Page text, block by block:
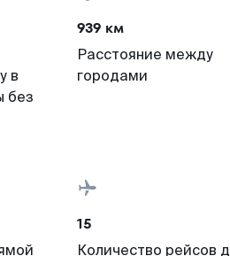
в
без
939 км
Расстояние между
городами
15
Количество рейсов